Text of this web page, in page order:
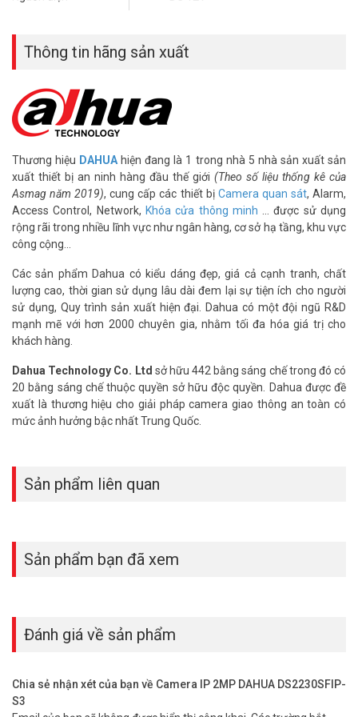
Đặt hàng ngay camera DAHUA DS2230SFIP-S3 mới nhất, xin vui
lòng liên hệ HOTLINE
Thông tin hãng sản xuất
Thương hiệu DAHUA hiện đang là 1 trong nhà 5 nhà sản xuất sản
xuất thiết bị an ninh hàng đầu thế giới (Theo số liệu thống kê của
Asmag năm 2019), cung cấp các thiết bị Camera quan sát, Alarm,
Access Control, Network, Khóa cửa thông minh … được sử dụng
rộng rãi trong nhiều lĩnh vực như ngân hàng, cơ sở hạ tầng, khu vực
công cộng…
Các sản phẩm Dahua có kiểu dáng đẹp, giá cả cạnh tranh, chất
lượng cao, thời gian sử dụng lâu dài đem lại sự tiện ích cho người
sử dụng, Quy trình sản xuất hiện đại. Dahua có một đội ngũ R&D
mạnh mẽ với hơn 2000 chuyên gia, nhằm tối đa hóa giá trị cho
khách hàng.
Dahua Technology Co. Ltd sở hữu 442 bằng sáng chế trong đó có
20 bằng sáng chế thuộc quyền sở hữu độc quyền. Dahua được đề
xuất là thương hiệu cho giải pháp camera giao thông an toàn có
mức ảnh hưởng bậc nhất Trung Quốc.
Sản phẩm liên quan
Sản phẩm bạn đã xem
Đánh giá về sản phẩm
Chia sẻ nhận xét của bạn về Camera IP 2MP DAHUA DS2230SFIP-
S3